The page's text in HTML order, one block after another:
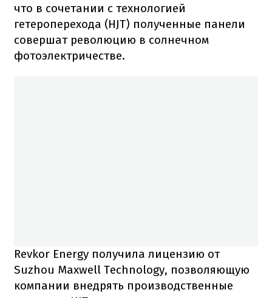
что в сочетании с технологией
гетероперехода (HJT) полученные панели
совершат революцию в солнечном
фотоэлектричестве.
Revkor Energy получила лицензию от
Suzhou Maxwell Technology, позволяющую
компании внедрять производственные